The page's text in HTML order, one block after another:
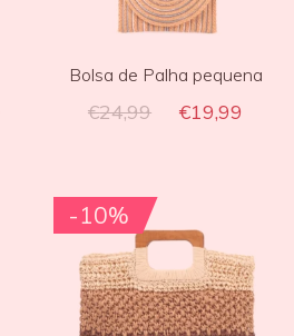
Bolsa de Palha pequena
€24,99 €19,99
-10%